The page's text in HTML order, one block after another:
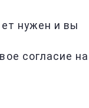
нужен и вы
согласие на